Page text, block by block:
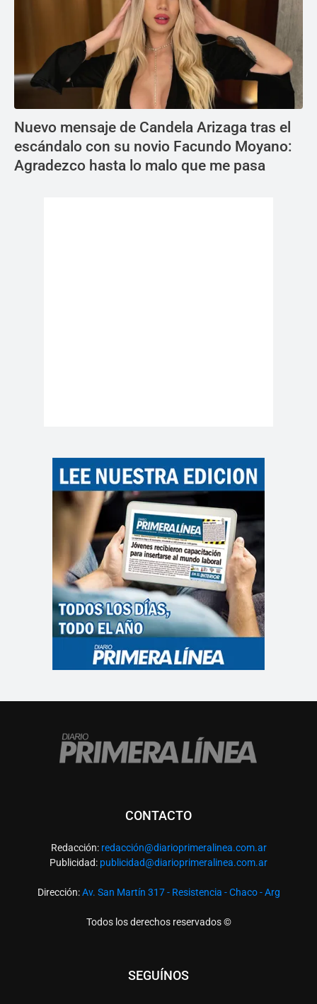
Nuevo mensaje de Candela Arizaga tras el
escándalo con su novio Facundo Moyano:
Agradezco hasta lo malo que me pasa
CONTACTO
Redacción: redacción@diarioprimeralinea.com.ar
Publicidad: publicidad@diarioprimeralinea.com.ar
Dirección:Av. San Martín 317 - Resistencia - Chaco - Arg
Todos los derechos reservados ©
SEGUÍNOS